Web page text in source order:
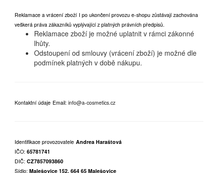
Reklamace a vrácení zboží I po ukončení provozu e-shopu zůstávají zachována
veškerá práva zákazníků vyplývající z platných právních předpisů.
Reklamace zboží je možné uplatnit v rámci zákonné
lhůty.
Odstoupení od smlouvy (vrácení zboží) je možné dle
podmínek platných v době nákupu.
Kontaktní údaje Email: info@a-cosmetics.cz
Identifikace provozovatele Andrea Haraštová
IČO: 65781741
DIČ: CZ7857093860
Sídlo: Malešovice 152, 664 65 Malešovice